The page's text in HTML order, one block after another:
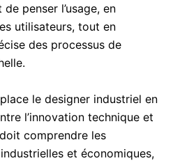
penser l’usage, en
utilisateurs, tout en
des processus de
le designer industriel en
l’innovation technique et
comprendre les
et économiques,